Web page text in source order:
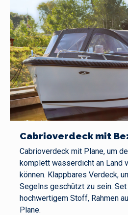
Cabrioverdeck mit
Cabrioverdeck mit Plane, um
komplett wasserdicht an Land
können. Klappbares Verdeck,
Segelns geschützt zu sein.
hochwertigem Stoff, Rahmen
Plane.